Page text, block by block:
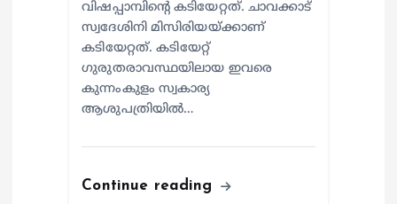
വിഷപ്പാമ്പിന്റെ കടിയേറ്റത്. ചാവക്കാട്
സ്വദേശിനി മിസിരിയയ്ക്കാണ്
കടിയേറ്റത്. കടിയേറ്റ്
ഗുരുതരാവസ്ഥയിലായ ഇവരെ
കുന്നംകുളം സ്വകാര്യ
ആശുപത്രിയില്‍…
Continue reading